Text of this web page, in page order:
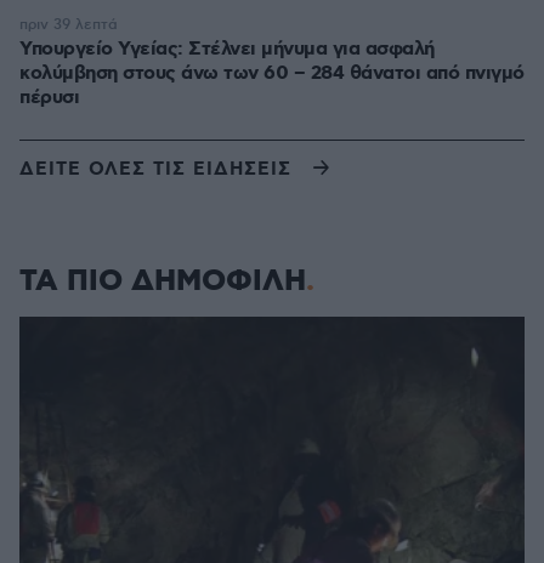
Υπουργείο Υγείας: Στέλνει μήνυμα για ασφαλή
κολύμβηση στους άνω των 60 – 284 θάνατοι από πνιγμό
πέρυσι
πριν 39 λεπτά
ΔΕΙΤΕ ΟΛΕΣ ΤΙΣ ΕΙΔΗΣΕΙΣ
ΤΑ ΠΙΟ ΔΗΜΟΦΙΛΗ